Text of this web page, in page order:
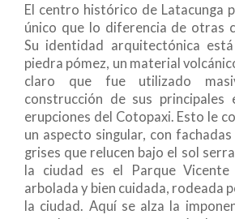
El centro histórico de Latacunga
único que lo diferencia de otras
Su identidad arquitectónica
piedra pómez, un material
claro que fue utilizado
construcción de sus principales
erupciones del Cotopaxi. Esto le
un aspecto singular, con
grises que relucen bajo el sol
la ciudad es el Parque Vicente
arbolada y bien cuidada, rodeada
la ciudad. Aquí se alza la